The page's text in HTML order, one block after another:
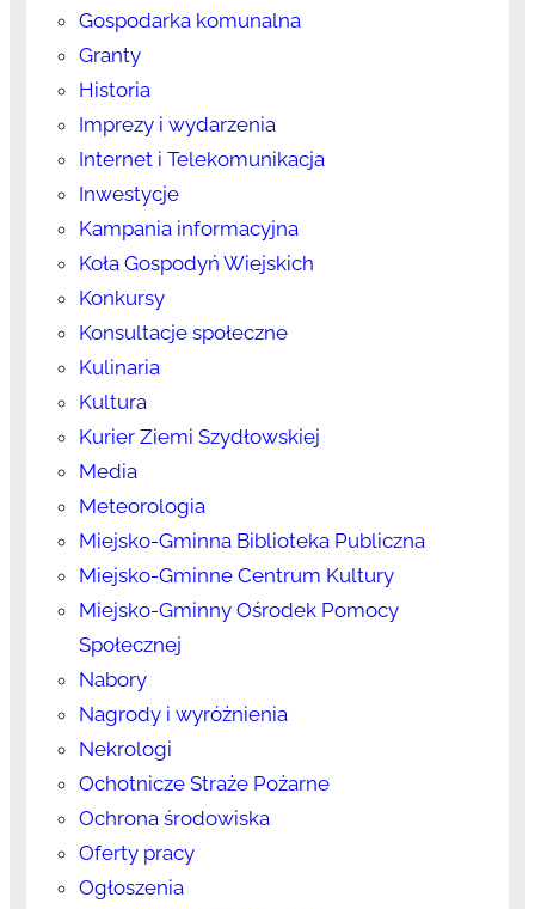
Gospodarka komunalna
Granty
Historia
Imprezy i wydarzenia
Internet i Telekomunikacja
Inwestycje
Kampania informacyjna
Koła Gospodyń Wiejskich
Konkursy
Konsultacje społeczne
Kulinaria
Kultura
Kurier Ziemi Szydłowskiej
Media
Meteorologia
Miejsko-Gminna Biblioteka Publiczna
Miejsko-Gminne Centrum Kultury
Miejsko-Gminny Ośrodek Pomocy
Społecznej
Nabory
Nagrody i wyróżnienia
Nekrologi
Ochotnicze Straże Pożarne
Ochrona środowiska
Oferty pracy
Ogłoszenia